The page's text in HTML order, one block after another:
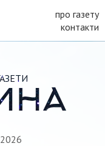
про газету
контакти